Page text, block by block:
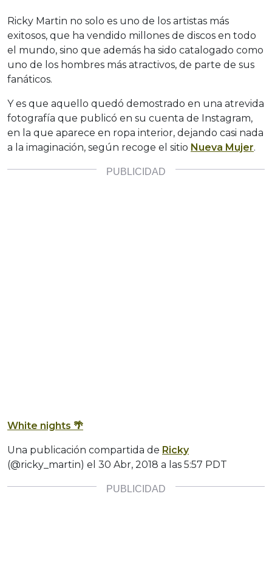
Ricky Martin no solo es uno de los artistas más
exitosos, que ha vendido millones de discos en todo
el mundo, sino que además ha sido catalogado como
uno de los hombres más atractivos, de parte de sus
fanáticos.
Y es que aquello quedó demostrado en una atrevida
fotografía que publicó en su cuenta de Instagram,
en la que aparece en ropa interior, dejando casi nada
a la imaginación, según recoge el sitio Nueva Mujer.
White nights 🌴
Una publicación compartida de Ricky
(@ricky_martin) el 30 Abr, 2018 a las 5:57 PDT